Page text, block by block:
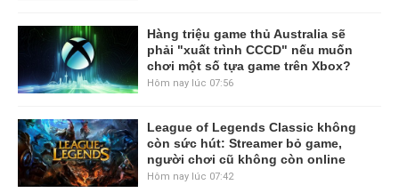
Hàng triệu game thủ Australia sẽ
phải "xuất trình CCCD" nếu muốn
chơi một số tựa game trên Xbox?
Hôm nay lúc 07:56
League of Legends Classic không
còn sức hút: Streamer bỏ game,
người chơi cũ không còn online
Hôm nay lúc 07:42